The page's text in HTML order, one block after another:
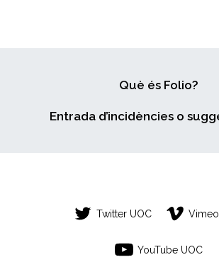
Què és Folio?
Entrada d’incidències o
Twitter UOC
YouTube UOC